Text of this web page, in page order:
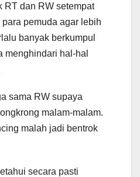
RT dan RW setempat
pemuda agar lebih
banyak berkumpul
menghindari hal-hal
sama RW supaya
malam-malam.
malah jadi bentrok
secara pasti